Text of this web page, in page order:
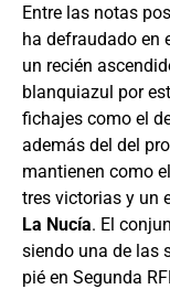
Entre las notas
ha defraudado en
un recién
blanquiazul por
fichajes como el
además del del
mantienen como
tres victorias y un
La Nucía. El
siendo una de las
pié en Segunda